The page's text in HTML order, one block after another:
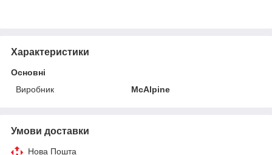
Характеристики
Основні
Виробник
McAlpine
Умови доставки
Нова Пошта